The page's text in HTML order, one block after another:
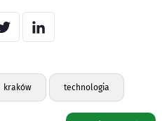
kraków technologia